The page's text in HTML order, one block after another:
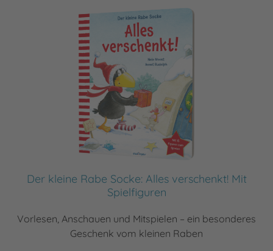
Der kleine Rabe Socke: Alles verschenkt! Mit
Spielfiguren
Vorlesen, Anschauen und Mitspielen – ein besonderes
Geschenk vom kleinen Raben